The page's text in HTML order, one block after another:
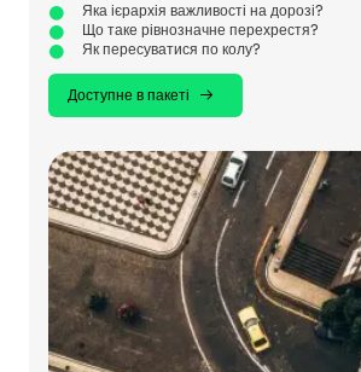
Яка ієрархія важливості на дорозі?
Що таке рівнозначне перехрестя?
Як пересуватися по колу?
Доступне в пакеті